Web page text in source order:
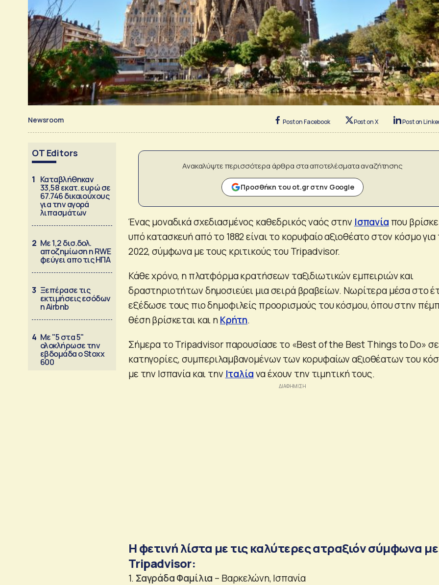
Newsroom Post on Facebook Post on X Post on
OT Editors
1 Καταβλήθηκαν
33,58 εκατ. ευρώ σε
67.746 δικαιούχους
για την αγορά
λιπασμάτων
2 Με 1,2 δισ.δολ.
αποζημίωση η RWE
φεύγει απο τις ΗΠΑ
3 Ξεπέρασε τις
εκτιμήσεις εσόδων
η Airbnb
4 Με "5 στα 5"
ολοκλήρωσε την
εβδομάδα ο Stoxx
600
Ανακαλύψτε περισσότερα άρθρα στα αποτελέσματα αναζήτησης
Προσθήκη του ot.gr στην Google
Ένας μοναδικά σχεδιασμένος καθεδρικός ναός στην Ισπανία που
υπό κατασκευή από το 1882 είναι το κορυφαίο αξιοθέατο στον κόσμο για
2022, σύμφωνα με τους κριτικούς του Tripadvisor.
Κάθε χρόνο, η πλατφόρμα κρατήσεων ταξιδιωτικών εμπειριών και
δραστηριοτήτων δημοσιεύει μια σειρά βραβείων. Νωρίτερα μέσα στο
εξέδωσε τους πιο δημοφιλείς προορισμούς του κόσμου, όπου στην
θέση βρίσκεται και ηΚρήτη.
Σήμερα το Tripadvisor παρουσίασε το «Best of the Best Things to Do» σε
κατηγορίες, συμπεριλαμβανομένων των κορυφαίων αξιοθέατων του
με την Ισπανία και την Ιταλίανα έχουν την τιμητική τους.
Η φετινή λίστα με τις καλύτερες ατραξιόν σύμφωνα
Tripadvisor:
1. Σαγράδα Φαμίλια – Βαρκελώνη, Ισπανία